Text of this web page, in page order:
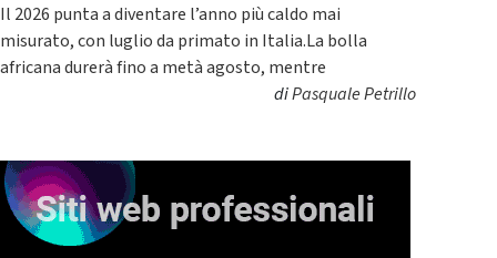
Il 2026 punta a diventare l’anno più caldo mai
misurato, con luglio da primato in Italia.La bolla
africana durerà fino a metà agosto, mentre
diPasquale Petrillo